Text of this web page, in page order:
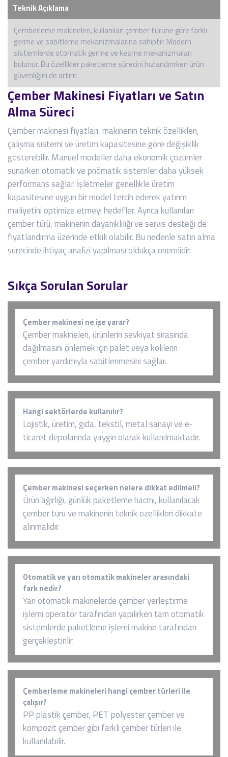
Teknik Açıklama
Çemberleme makineleri, kullanılan çember türüne göre farklı
germe ve sabitleme mekanizmalarına sahiptir. Modern
sistemlerde otomatik germe ve kesme mekanizmaları
bulunur. Bu özellikler paketleme sürecini hızlandırırken ürün
güvenliğini de artırır.
Çember Makinesi Fiyatları ve Satın
Alma Süreci
Çember makinesi fiyatları, makinenin teknik özellikleri,
çalışma sistemi ve üretim kapasitesine göre değişiklik
gösterebilir. Manuel modeller daha ekonomik çözümler
sunarken otomatik ve pnömatik sistemler daha yüksek
performans sağlar. İşletmeler genellikle üretim
kapasitesine uygun bir model tercih ederek yatırım
maliyetini optimize etmeyi hedefler. Ayrıca kullanılan
çember türü, makinenin dayanıklılığı ve servis desteği de
fiyatlandırma üzerinde etkili olabilir. Bu nedenle satın alma
sürecinde ihtiyaç analizi yapılması oldukça önemlidir.
Sıkça Sorulan Sorular
Çember makinesi ne işe yarar?
Çember makineleri, ürünlerin sevkiyat sırasında
dağılmasını önlemek için palet veya kolilerin
çember yardımıyla sabitlenmesini sağlar.
Hangi sektörlerde kullanılır?
Lojistik, üretim, gıda, tekstil, metal sanayi ve e-
ticaret depolarında yaygın olarak kullanılmaktadır.
Çember makinesi seçerken nelere dikkat edilmeli?
Ürün ağırlığı, günlük paketleme hacmi, kullanılacak
çember türü ve makinenin teknik özellikleri dikkate
alınmalıdır.
Otomatik ve yarı otomatik makineler arasındaki
fark nedir?
Yarı otomatik makinelerde çember yerleştirme
işlemi operatör tarafından yapılırken tam otomatik
sistemlerde paketleme işlemi makine tarafından
gerçekleştirilir.
Çemberleme makineleri hangi çember türleri ile
çalışır?
PP plastik çember, PET polyester çember ve
kompozit çember gibi farklı çember türleri ile
kullanılabilir.